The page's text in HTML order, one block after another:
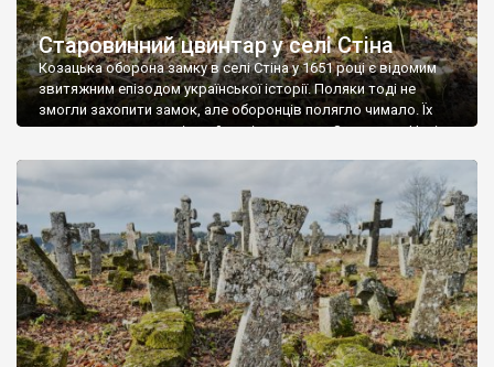
Старовинний цвинтар у селі Стіна
Козацька оборона замку в селі Стіна у 1651 році є відомим
звитяжним епізодом української історії. Поляки тоді не
змогли захопити замок, але оборонців полягло чимало. Їх
поховали на цвинтарі, який тоді називався Замковим. Нині на
ньому чимало хрестів 19 століття, є такі, де епітафії стер […]